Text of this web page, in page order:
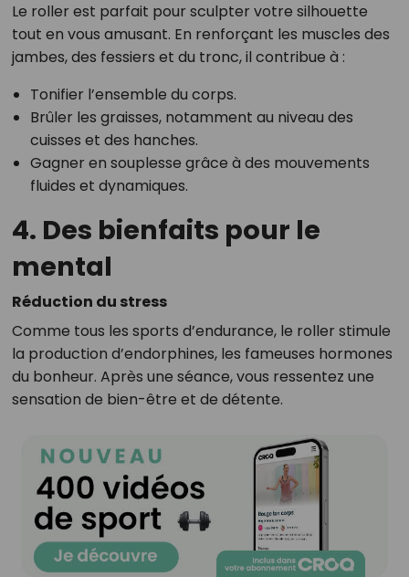
Le roller est parfait pour sculpter votre silhouette
tout en vous amusant. En renforçant les muscles des
jambes, des fessiers et du tronc, il contribue à :
Tonifier l’ensemble du corps.
Brûler les graisses, notamment au niveau des
cuisses et des hanches.
Gagner en souplesse grâce à des mouvements
fluides et dynamiques.
4. Des bienfaits pour le
mental
Réduction du stress
Comme tous les sports d’endurance, le roller stimule
la production d’endorphines, les fameuses hormones
du bonheur. Après une séance, vous ressentez une
sensation de bien-être et de détente.